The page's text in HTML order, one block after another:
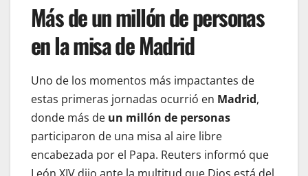
Más de un millón de personas
en la misa de Madrid
Uno de los momentos más impactantes de
estas primeras jornadas ocurrió en Madrid,
donde más de un millón de personas
participaron de una misa al aire libre
encabezada por el Papa. Reuters informó que